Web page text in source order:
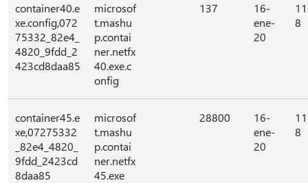
container40.e
xe.config,072
75332_82e4_
4820_9fdd_2
423cd8daa85
microsof
t.mashu
p.contai
ner.netfx
40.exe.c
onfig
137
16-
ene-
20
8
container45.e
xe,07275332
_82e4_4820_
9fdd_2423cd
8daa85
microsof
t.mashu
p.contai
ner.netfx
45.exe
28800
16-
ene-
20
8